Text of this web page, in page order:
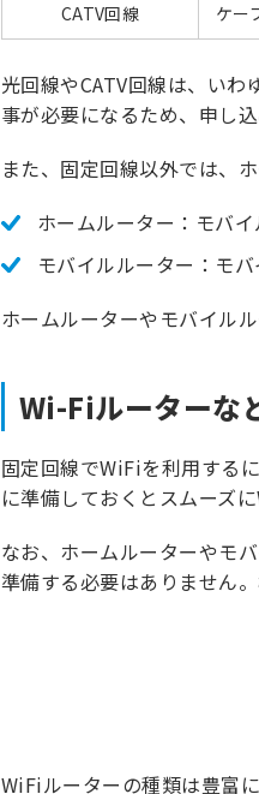
CATV回線 ケー
光回線やCATV回線は、い
事が必要になるため、申し
また、固定回線以外では、
ホームルーター：モバ
モバイルルーター：モ
ホームルーターやモバイル
Wi-Fiルーターな
固定回線でWiFiを利用する
に準備しておくとスムーズ
なお、ホームルーターやモ
準備する必要はありません
WiFiルーターの種類は豊富